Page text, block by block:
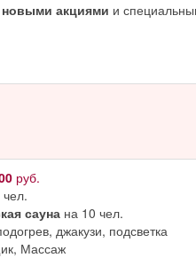
новыми акциями и
руб.
чел.
сауна на 10 чел.
джакузи, подсветка
Массаж